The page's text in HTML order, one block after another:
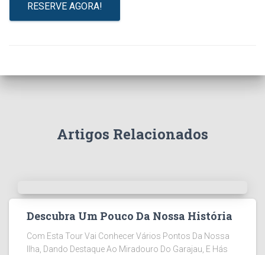
RESERVE AGORA!
Artigos Relacionados
Descubra Um Pouco Da Nossa História
Com Esta Tour Vai Conhecer Vários Pontos Da Nossa
Ilha, Dando Destaque Ao Miradouro Do Garajau, E Hás